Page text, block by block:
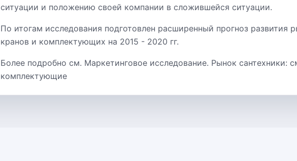
ситуации и положению своей компании в сложившейся ситуации.
По итогам исследования подготовлен расширенный прогноз развития
кранов и комплектующих на 2015 - 2020 гг.
Более подробно см. Маркетинговое исследование. Рынок сантехники:
комплектующие